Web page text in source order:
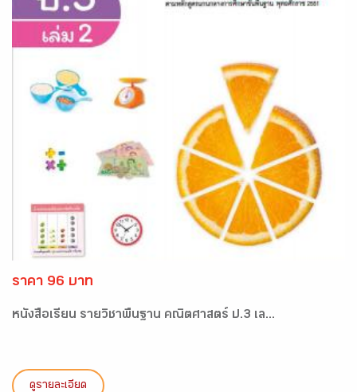
ราคา 96 บาท
หนังสือเรียน รายวิชาพื้นฐาน คณิตศาสตร์ ป.3 เล...
ดูรายละเอียด